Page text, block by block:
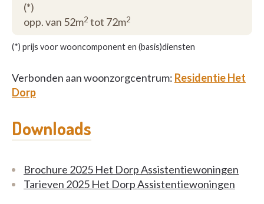
(*)
opp. van 52m2 tot 72m2
(*) prijs voor wooncomponent en (basis)diensten
Verbonden aan woonzorgcentrum: Residentie Het
Dorp
Downloads
Brochure 2025 Het Dorp Assistentiewoningen
Tarieven 2025 Het Dorp Assistentiewoningen